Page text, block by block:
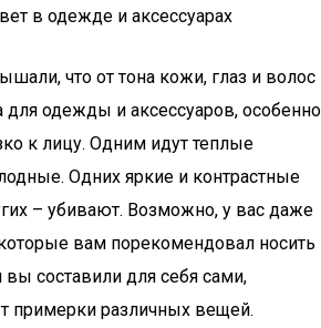
в одежде и аксессуарах
что от тона кожи, глаз и волос
для одежды и аксессуаров, особенно
к лицу. Одним идут теплые
Одних яркие и контрастные
– убивают. Возможно, у вас даже
вам порекомендовал носить
вы составили для себя сами,
примерки различных вещей.